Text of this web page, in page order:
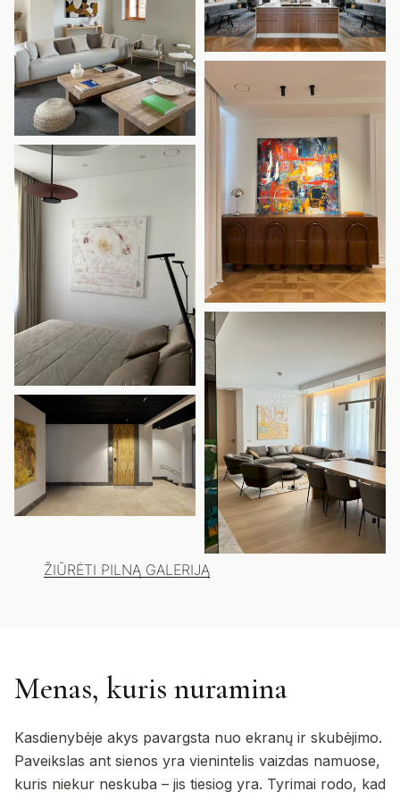
ŽIŪRĖTI PILNĄ GALERIJĄ
Menas, kuris nuramina
Kasdienybėje akys pavargsta nuo ekranų ir skubėjimo.
Paveikslas ant sienos yra vienintelis vaizdas namuose,
kuris niekur neskuba – jis tiesiog yra. Tyrimai rodo, kad